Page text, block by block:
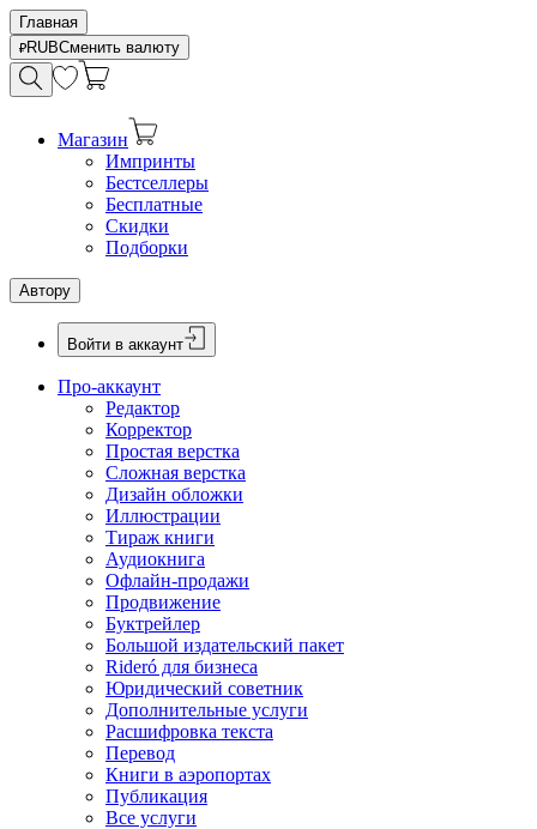
Главная
RUBСменить валюту
Магазин
Импринты
Бестселлеры
Бесплатные
Скидки
Подборки
Автору
Войти в аккаунт
Про-аккаунт
Редактор
Корректор
Простая верстка
Сложная верстка
Дизайн обложки
Иллюстрации
Тираж книги
Аудиокнига
Офлайн-продажи
Продвижение
Буктрейлер
Большой издательский пакет
Rideró для бизнеса
Юридический советник
Дополнительные услуги
Расшифровка текста
Перевод
Книги в аэропортах
Публикация
Все услуги